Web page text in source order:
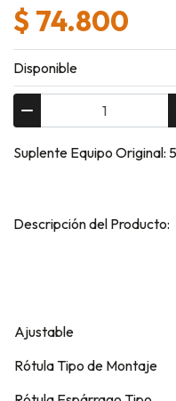
$ 74.800
Disponible
Suplente Equipo
Descripción del Producto:
Ajustable
Rótula Tipo de Montaje